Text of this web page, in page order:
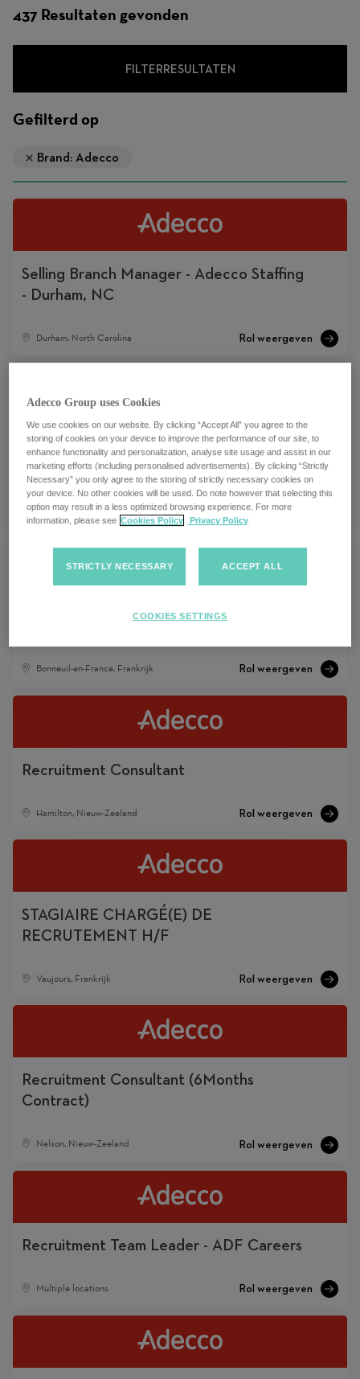
437 Resultaten gevonden
FILTERRESULTATEN
Gefilterd op
Brand: Adecco
Selling Branch Manager - Adecco Staffing
- Durham, NC
Durham, North Carolina
Search Consultant - Adecco - WFH
Anywhere Eastern or Central Time Zone
Ohio City, Ohio
RECRUTEMENT H/F
Bonneuil-en-France, Frankrijk
Recruitment Consultant
Hamilton, Nieuw-Zeeland
STAGIAIRE CHARGÉ(E) DE
RECRUTEMENT H/F
Vaujours, Frankrijk
Recruitment Consultant (6Months
Contract)
Nelson, Nieuw-Zeeland
Recruitment Team Leader - ADF Careers
Multiple locations
Adecco Group uses Cookies
We use cookies on our website. By clicking “Accept All” you agree to the
storing of cookies on your device to improve the performance of our site, to
enhance functionality and personalization, analyse site usage and assist in our
marketing efforts (including personalised advertisements). By clicking “Strictly
Necessary” you only agree to the storing of strictly necessary cookies on
your device. No other cookies will be used. Do note however that selecting this
option may result in a less optimized browsing experience. For more
information, please see Cookies Policy Privacy Policy
STRICTLY NECESSARY ACCEPT ALL
COOKIES SETTINGS